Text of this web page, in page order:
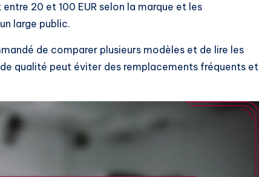
20 et 100 EUR selon la marque et les
large public.
de comparer plusieurs modèles et de lire les
qualité peut éviter des remplacements fréquents et